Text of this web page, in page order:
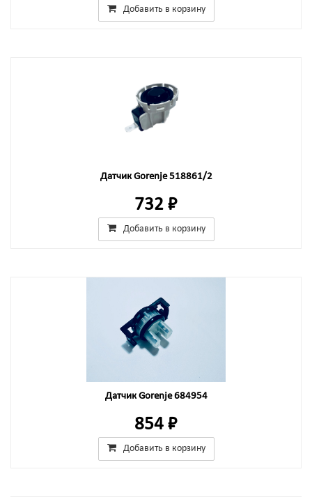
Добавить в корзину
Датчик Gorenje 518861/2
732 ₽
Добавить в корзину
Датчик Gorenje 684954
854 ₽
Добавить в корзину